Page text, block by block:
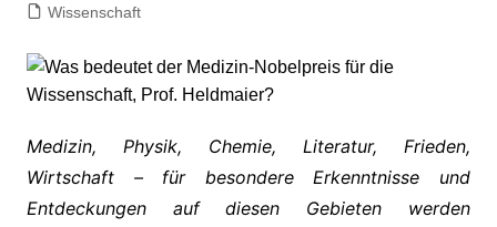
Wissenschaft
Medizin, Physik, Chemie, Literatur, Frieden,
Wirtschaft – für besondere Erkenntnisse und
Entdeckungen auf diesen Gebieten werden